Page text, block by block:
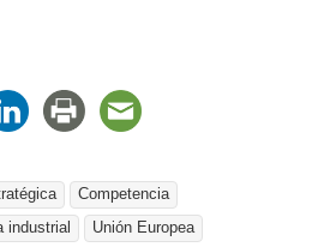
Competencia
industrial Unión Europea